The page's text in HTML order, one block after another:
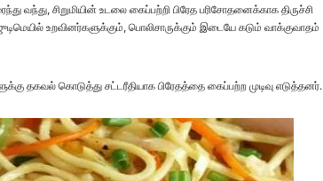
வந்து, சிறுமியின் உடலை கைப்பற்றி பிரேத பரிசோதனைக்காக திருச்சி
உறவினர்களுக்கும், பொலிசாருக்கும் இடையே கடும் வாக்குவாதம்
தகவல் கொடுத்து சட்டரீதியாக பிரேதத்தை கைப்பற்ற முடிவு எடுத்தனர்.